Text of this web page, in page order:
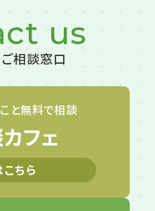
us
相談窓口
と無料で相談
フェ
ちら